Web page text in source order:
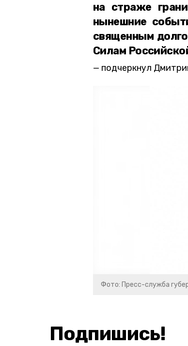
на страже
нынешние
священным
Силам
подчеркнул
Фото: Пресс-служба
Подпишись!